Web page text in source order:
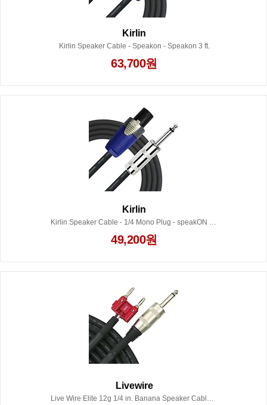
Kirlin
Kirlin Speaker Cable - Speakon - Speakon 3 ft.
63,700원
Kirlin
Kirlin Speaker Cable - 1/4 Mono Plug - speakON 3 ft.
49,200원
Livewire
Live Wire Elite 12g 1/4 in. Banana Speaker Cable 10 ft.